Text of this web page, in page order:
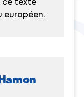
ce texte
européen.